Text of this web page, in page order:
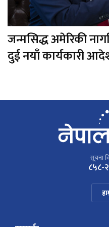
जन्मसिद्ध अमेरिकी
दुई नयाँ कार्यकारी
सूचना